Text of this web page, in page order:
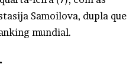
August 5, 2024
Samoilova, dupla que
mundial.